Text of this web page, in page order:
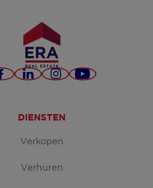
Facebook
LinkedInInstagramYouTube
DIENSTEN
Verkopen
Verhuren